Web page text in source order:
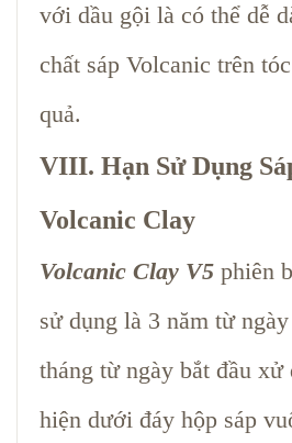
với dầu gội là có thể dễ
chất sáp Volcanic trên
quả.
VIII. Hạn Sử Dụng
Volcanic Clay
Volcanic Clay V5 phiên
sử dụng là 3 năm từ
tháng từ ngày bắt đầu xử
hiện dưới đáy hộp sáp